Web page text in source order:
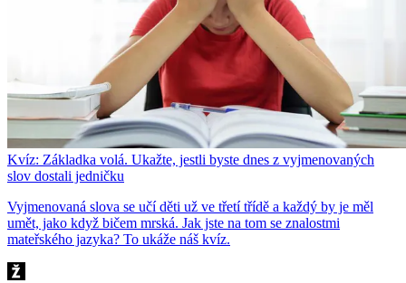
Kvíz: Základka volá. Ukažte, jestli byste dnes z vyjmenovaných
slov dostali jedničku
Vyjmenovaná slova se učí děti už ve třetí třídě a každý by je měl
umět, jako když bičem mrská. Jak jste na tom se znalostmi
mateřského jazyka? To ukáže náš kvíz.